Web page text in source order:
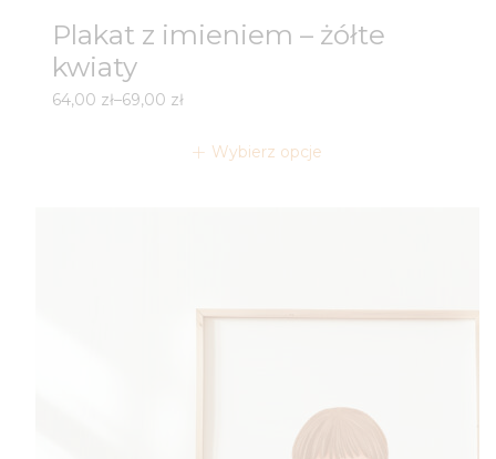
Plakat z imieniem – żółte
kwiaty
64,00 zł–69,00 zł
Zakres
Wybierz opcje